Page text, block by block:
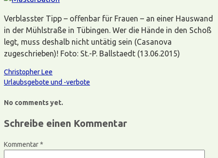
Verblasster Tipp – offenbar für Frauen – an einer Hauswand
in der Mühlstraße in Tübingen. Wer die Hände in den Schoß
legt, muss deshalb nicht untätig sein (Casanova
zugeschrieben)! Foto: St.-P. Ballstaedt (13.06.2015)
Christopher Lee
Urlaubsgebote und -verbote
No comments yet.
Schreibe einen Kommentar
Kommentar*